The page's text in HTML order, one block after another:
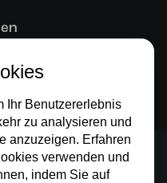
mit Klarna
Ihr Benutzererlebnis
zu analysieren und
anzuzeigen. Erfahren
verwenden und
indem Sie auf